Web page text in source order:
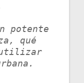
potente
qué
utilizar